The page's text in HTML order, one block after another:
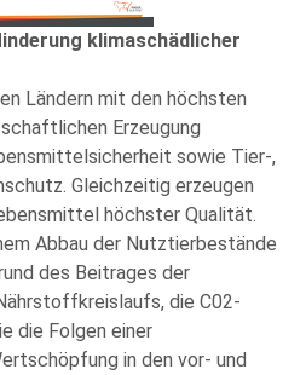
klimaschädlicher
Ländern mit den höchsten
Erzeugung
sowie Tier-,
Gleichzeitig erzeugen
höchster Qualität.
Abbau der Nutztierbestände
des Beitrages der
die C02-
die Folgen einer
in den vor- und